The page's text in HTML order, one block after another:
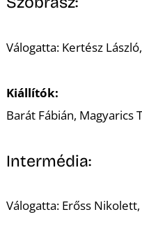
Válogatta: Kertész
Kiállítók:
Barát Fábián, Magyarics
Intermédia:
Válogatta: Erőss